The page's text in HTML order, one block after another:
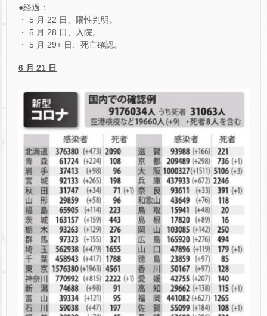
●経過：
・ 5 月 22 日、陽性判明。
・ 5 月 28 日、入院。
・ 5 月 29+ 日、死亡確認。
6 月 21 日